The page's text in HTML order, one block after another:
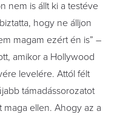
nem is állt ki a testéve
hogy ne álljon
magam ezért én is” –
amikor a Hollywood
levelére. Attól félt
támadássorozatot
maga ellen. Ahogy az a